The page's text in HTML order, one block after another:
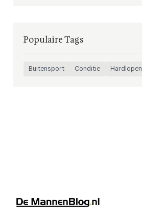
Populaire Tags
Buitensport Conditie Hardlopen